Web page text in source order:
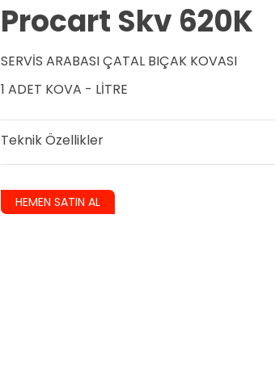
Procart Skv 620K
SERVİS ARABASI ÇATAL BIÇAK KOVASI
1 ADET KOVA - LİTRE
Teknik Özellikler
HEMEN SATIN AL